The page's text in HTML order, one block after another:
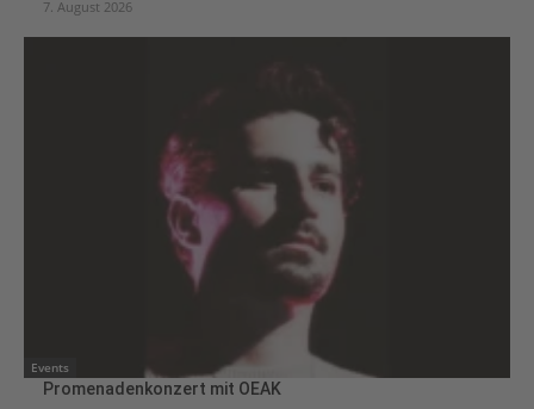
7. August 2026
Events
Promenadenkonzert mit OEAK